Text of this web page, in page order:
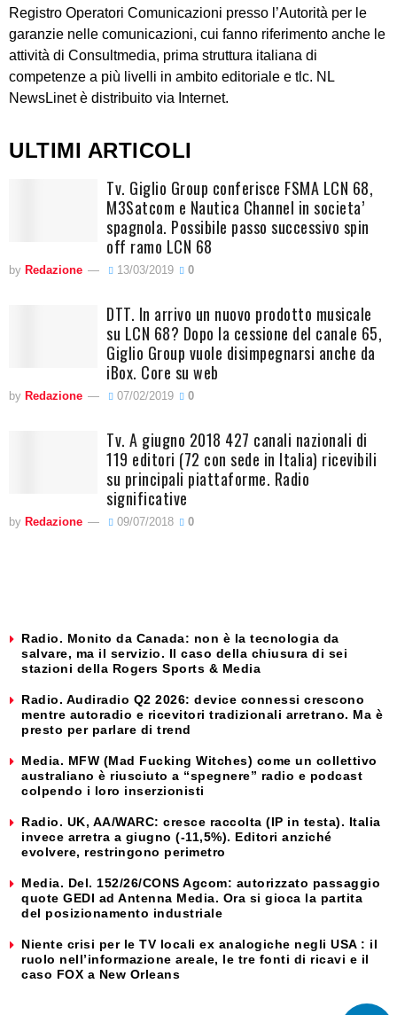
Registro Operatori Comunicazioni presso l’Autorità per le
garanzie nelle comunicazioni, cui fanno riferimento anche le
attività di Consultmedia, prima struttura italiana di
competenze a più livelli in ambito editoriale e tlc. NL
NewsLinet è distribuito via Internet.
ULTIMI ARTICOLI
Tv. Giglio Group conferisce FSMA LCN 68,
M3Satcom e Nautica Channel in societa’
spagnola. Possibile passo successivo spin
off ramo LCN 68
by Redazione 13/03/2019 0
DTT. In arrivo un nuovo prodotto musicale
su LCN 68? Dopo la cessione del canale 65,
Giglio Group vuole disimpegnarsi anche da
iBox. Core su web
by Redazione 07/02/2019 0
Tv. A giugno 2018 427 canali nazionali di
119 editori (72 con sede in Italia) ricevibili
su principali piattaforme. Radio
significative
by Redazione 09/07/2018 0
Radio. Monito da Canada: non è la tecnologia da
salvare, ma il servizio. Il caso della chiusura di sei
stazioni della Rogers Sports & Media
Radio. Audiradio Q2 2026: device connessi crescono
mentre autoradio e ricevitori tradizionali arretrano. Ma è
presto per parlare di trend
Media. MFW (Mad Fucking Witches) come un collettivo
australiano è riusciuto a “spegnere” radio e podcast
colpendo i loro inserzionisti
Radio. UK, AA/WARC: cresce raccolta (IP in testa). Italia
invece arretra a giugno (-11,5%). Editori anziché
evolvere, restringono perimetro
Media. Del. 152/26/CONS Agcom: autorizzato passaggio
quote GEDI ad Antenna Media. Ora si gioca la partita
del posizionamento industriale
Niente crisi per le TV locali ex analogiche negli USA : il
ruolo nell’informazione areale, le tre fonti di ricavi e il
caso FOX a New Orleans